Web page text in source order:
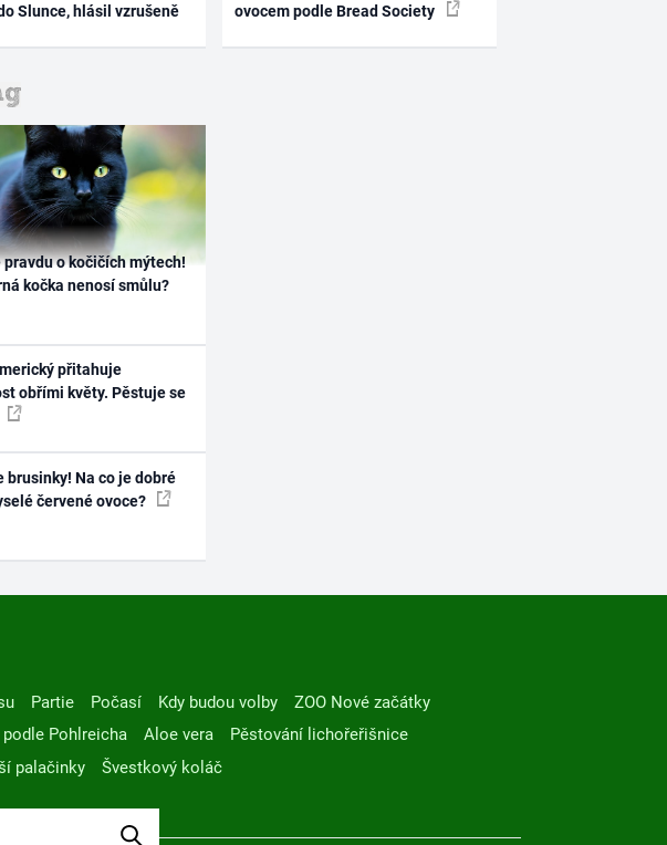
Slunce, hlásil vzrušeně
ovocem podle Bread Society
pravdu o kočičích mýtech!
kočka nenosí smůlu?
přitahuje
obřími květy. Pěstuje se
brusinky! Na co je dobré
červené ovoce?
Partie Počasí Kdy budou volby
ZOO Nové začátky
Pohlreicha Aloe vera
Pěstování lichořeřišnice
palačinky Švestkový koláč